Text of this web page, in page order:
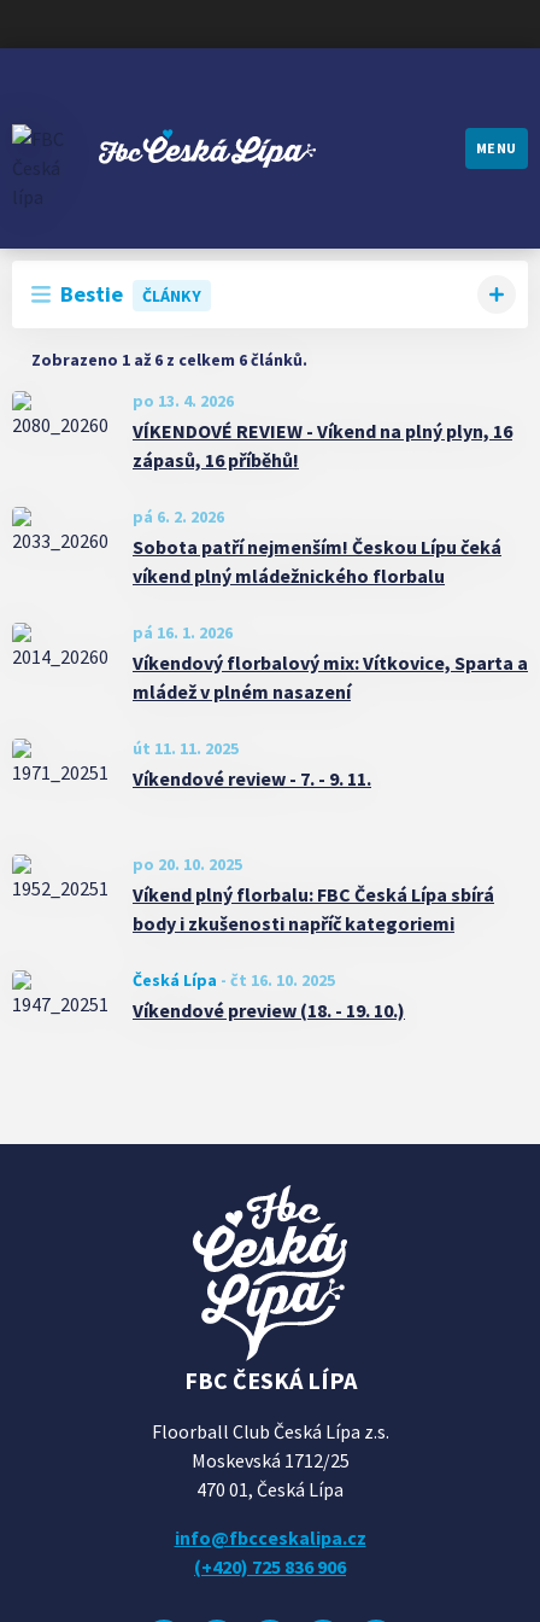
FBC ČESKÁ LÍPA
MENU
Bestie ČLÁNKY
Zobrazeno 1 až 6 z celkem 6 článků.
po 13. 4. 2026
VÍKENDOVÉ REVIEW - Víkend na plný plyn, 16
zápasů, 16 příběhů!
pá 6. 2. 2026
Sobota patří nejmenším! Českou Lípu čeká
víkend plný mládežnického florbalu
pá 16. 1. 2026
Víkendový florbalový mix: Vítkovice, Sparta a
mládež v plném nasazení
út 11. 11. 2025
Víkendové review - 7. - 9. 11.
po 20. 10. 2025
Víkend plný florbalu: FBC Česká Lípa sbírá
body i zkušenosti napříč kategoriemi
Česká Lípa - čt 16. 10. 2025
Víkendové preview (18. - 19. 10.)
FBC ČESKÁ LÍPA
Floorball Club Česká Lípa z.s.
Moskevská 1712/25
470 01, Česká Lípa
info@fbcceskalipa.cz
(+420) 725 836 906